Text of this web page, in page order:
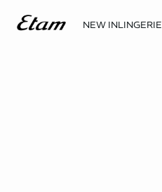
NEW INLINGERIE